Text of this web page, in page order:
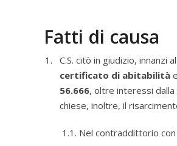
Fatti di causa
C.S. citò in giudizio, innanzi
certificato di abitabilità
56.666, oltre interessi dalla
chiese, inoltre, il
1.1. Nel contraddittorio